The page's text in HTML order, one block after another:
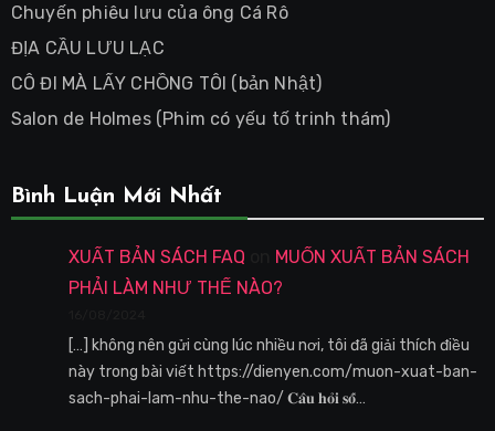
Chuyến phiêu lưu của ông Cá Rô
ĐỊA CẦU LƯU LẠC
CÔ ĐI MÀ LẤY CHỒNG TÔI (bản Nhật)
Salon de Holmes (Phim có yếu tố trinh thám)
Bình Luận Mới Nhất
XUẤT BẢN SÁCH FAQ
MUỐN XUẤT BẢN SÁCH
PHẢI LÀM NHƯ THẾ NÀO?
[…] không nên gửi cùng lúc nhiều nơi, tôi đã giải thích điều
này trong bài viết https://dienyen.com/muon-xuat-ban-
sach-phai-lam-nhu-the-nao/ 𝐂𝐚̂𝐮 𝐡𝐨̉𝐢 𝐬𝐨̂́…